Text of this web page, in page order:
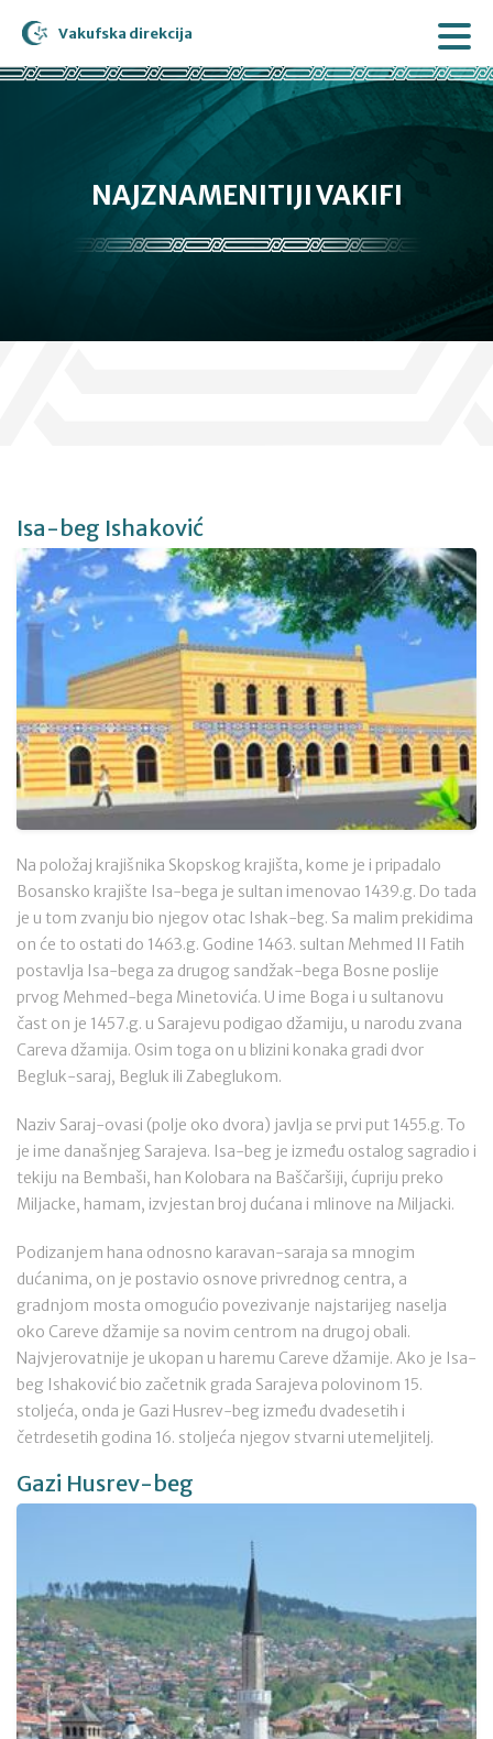
Vakufska direkcija
NAJZNAMENITIJI VAKIFI
Isa-beg Ishaković
Na položaj krajišnika Skopskog krajišta, kome je i pripadalo
Bosansko krajište Isa-bega je sultan imenovao 1439.g. Do tada
je u tom zvanju bio njegov otac Ishak-beg. Sa malim prekidima
on će to ostati do 1463.g. Godine 1463. sultan Mehmed II Fatih
postavlja Isa-bega za drugog sandžak-bega Bosne poslije
prvog Mehmed-bega Minetovića. U ime Boga i u sultanovu
čast on je 1457.g. u Sarajevu podigao džamiju, u narodu zvana
Careva džamija. Osim toga on u blizini konaka gradi dvor
Begluk-saraj, Begluk ili Zabeglukom.
Naziv Saraj-ovasi (polje oko dvora) javlja se prvi put 1455.g. To
je ime današnjeg Sarajeva. Isa-beg je između ostalog sagradio i
tekiju na Bembaši, han Kolobara na Baščaršiji, ćupriju preko
Miljacke, hamam, izvjestan broj dućana i mlinove na Miljacki.
Podizanjem hana odnosno karavan-saraja sa mnogim
dućanima, on je postavio osnove privrednog centra, a
gradnjom mosta omogućio povezivanje najstarijeg naselja
oko Careve džamije sa novim centrom na drugoj obali.
Najvjerovatnije je ukopan u haremu Careve džamije. Ako je Isa-
beg Ishaković bio začetnik grada Sarajeva polovinom 15.
stoljeća, onda je Gazi Husrev-beg između dvadesetih i
četrdesetih godina 16. stoljeća njegov stvarni utemeljitelj.
Gazi Husrev-beg